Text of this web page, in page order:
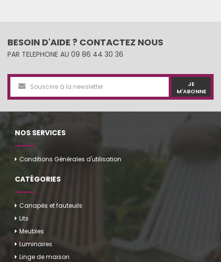
BESOIN D'AIDE ? CONTACTEZ NOUS
PAR TELEPHONE AU 09 86 44 30 36
JE
M'ABONNE
NOS SERVICES
Conditions Générales d'utilisation
CATÉGORIES
Canapés et fauteuils
Lits
Meubles
Luminaires
Linge de maison